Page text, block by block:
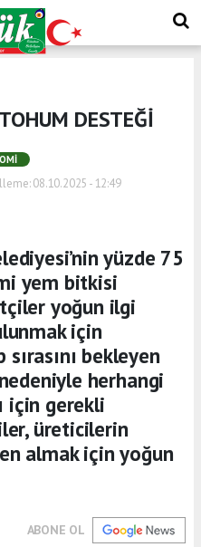
DESTEĞİ
08.10.2025 - 12:49
yüzde 75
yem bitkisi
yoğun ilgi
için
bekleyen
herhangi
için gerekli
üreticilerin
almak için yoğun
ABONE OL